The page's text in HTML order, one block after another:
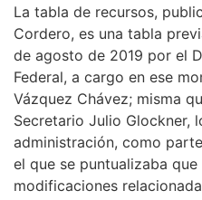
La tabla de recursos,
Cordero, es una tabla
de agosto de 2019 por el
Federal, a cargo en ese
Vázquez Chávez; misma
Secretario Julio Glockner,
administración, como
el que se puntualizaba
modificaciones